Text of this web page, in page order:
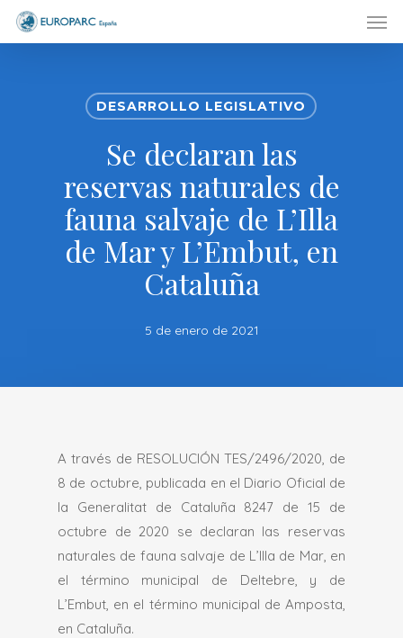
Skip
DESARROLLO LEGISLATIVO
Se declaran las
reservas naturales de
fauna salvaje de L’Illa
de Mar y L’Embut, en
Cataluña
5 de enero de 2021
A través de RESOLUCIÓN TES/2496/2020, de
8 de octubre, publicada en el Diario Oficial de
la Generalitat de Cataluña 8247 de 15 de
octubre de 2020 se declaran las reservas
naturales de fauna salvaje de L’Illa de Mar, en
el término municipal de Deltebre, y de
L’Embut, en el término municipal de Amposta,
en Cataluña.